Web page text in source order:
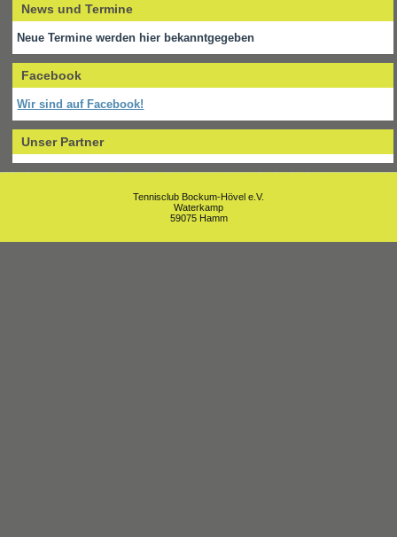
News und Termine
Neue Termine werden hier bekanntgegeben
Facebook
Wir sind auf Facebook!
Unser Partner
Tennisclub Bockum-Hövel e.V.
Waterkamp
59075 Hamm